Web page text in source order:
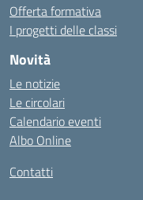
Offerta formativa
I progetti delle classi
Novità
Le notizie
Le circolari
Calendario eventi
Albo Online
Contatti